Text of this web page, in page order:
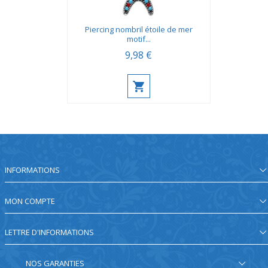
Piercing nombril étoile de mer
motif...
9,98 €
INFORMATIONS
MON COMPTE
LETTRE D'INFORMATIONS
NOS GARANTIES